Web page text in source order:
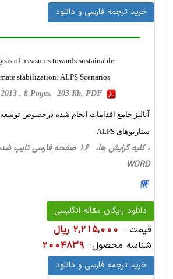
خرید ترجمه فارسی و دانلود
of measures towards sustainable
stabilization: ALPS Scenarios
, 8 Pages, 203 Kb, PDF
آنالیز جامع اقدامات انجام شده درخصوص توسعه
سناریوهای ALPS
WORD
دانلود رایگان مقاله انگلیسی
قیمت : 2,215,000 ریال
شناسه محصول: 2004839
خرید ترجمه فارسی و دانلود